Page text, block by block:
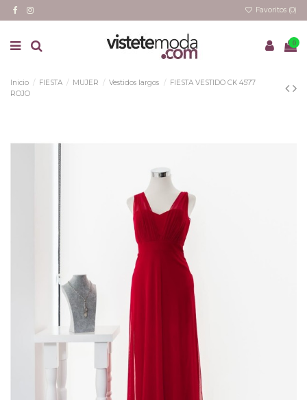
Favoritos (0)
0
Inicio FIESTA MUJER Vestidos largos
FIESTA VESTIDO CK 4577
ROJO